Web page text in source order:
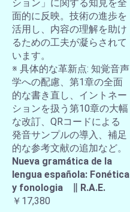
ション」に関する知見を全
面的に反映。技術の進歩を
活用し、内容の理解を助け
るための工夫が凝らされて
います。
※ 具体的な革新点: 知覚音声
学への配慮、第1章の全面
的な書き直し、イントネー
ションを扱う第10章の大幅
な改訂、QRコードによる
発音サンプルの導入、補足
的な参考文献の追加など。
Nueva gramática de la
lengua española: Fonética
y fonologia ∥ R.A.E.
￥17,380